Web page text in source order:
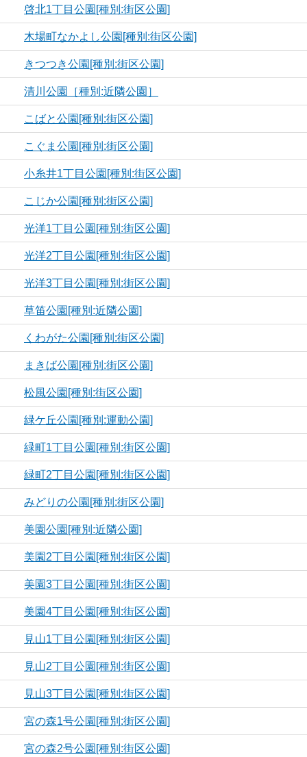
啓北1丁目公園[種別:街区公園]
木場町なかよし公園[種別:街区公園]
きつつき公園[種別:街区公園]
清川公園［種別:近隣公園］
こばと公園[種別:街区公園]
こぐま公園[種別:街区公園]
小糸井1丁目公園[種別:街区公園]
こじか公園[種別:街区公園]
光洋1丁目公園[種別:街区公園]
光洋2丁目公園[種別:街区公園]
光洋3丁目公園[種別:街区公園]
草笛公園[種別:近隣公園]
くわがた公園[種別:街区公園]
まきば公園[種別:街区公園]
松風公園[種別:街区公園]
緑ケ丘公園[種別:運動公園]
緑町1丁目公園[種別:街区公園]
緑町2丁目公園[種別:街区公園]
みどりの公園[種別:街区公園]
美園公園[種別:近隣公園]
美園2丁目公園[種別:街区公園]
美園3丁目公園[種別:街区公園]
美園4丁目公園[種別:街区公園]
見山1丁目公園[種別:街区公園]
見山2丁目公園[種別:街区公園]
見山3丁目公園[種別:街区公園]
宮の森1号公園[種別:街区公園]
宮の森2号公園[種別:街区公園]